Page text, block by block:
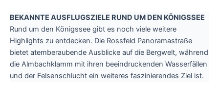
BEKANNTE AUSFLUGSZIELE RUND UM DEN KÖNIGSSEE
Rund um den Königssee gibt es noch viele weitere
Highlights zu entdecken. Die Rossfeld Panoramastraße
bietet atemberaubende Ausblicke auf die Bergwelt, während
die Almbachklamm mit ihren beeindruckenden Wasserfällen
und der Felsenschlucht ein weiteres faszinierendes Ziel ist.